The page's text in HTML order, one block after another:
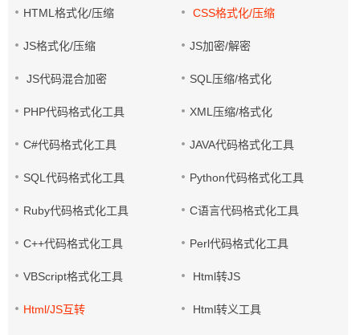
HTML格式化/压缩 CSS格式化/压缩
JS格式化/压缩 JS加密/解密
JS代码混合加密 SQL压缩/格式化
PHP代码格式化工具 XML压缩/格式化
C#代码格式化工具 JAVA代码格式化工具
SQL代码格式化工具 Python代码格式化工具
Ruby代码格式化工具 C语言代码格式化工具
C++代码格式化工具 Perl代码格式化工具
VBScript格式化工具 Html转JS
Html/JS互转 Html转义工具